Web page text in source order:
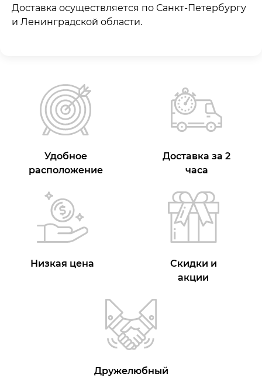
Доставка осуществляется по Санкт-Петербургу
и Ленинградской области.
Удобное
расположение
Доставка за 2
часа
Низкая цена
Скидки и
акции
Дружелюбный